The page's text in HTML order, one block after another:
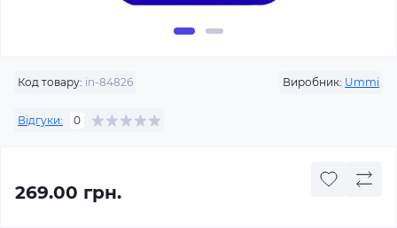
Код товару: in-84826 Виробник: Ummi
Відгуки: 0
269.00 грн.